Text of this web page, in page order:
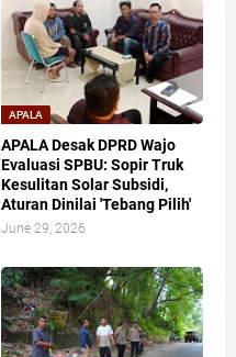
APALA
APALA Desak DPRD Wajo
Evaluasi SPBU: Sopir Truk
Kesulitan Solar Subsidi,
Aturan Dinilai 'Tebang Pilih'
June 29, 2026